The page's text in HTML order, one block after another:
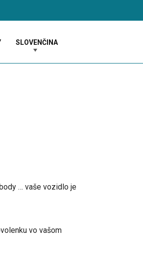
SLOVENČINA
… vaše vozidlo je
vo vašom